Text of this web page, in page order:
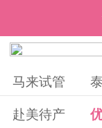
马来试管
赴美待产